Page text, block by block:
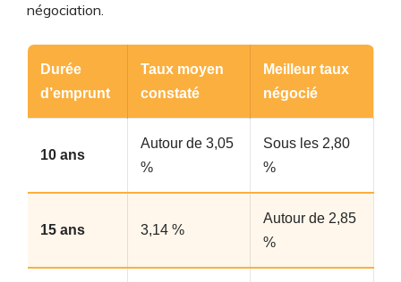
négociation.
Durée
d’emprunt
Taux moyen
constaté
Meilleur taux
négocié
10 ans
Autour de 3,05
%
Sous les 2,80
%
15 ans 3,14 %
Autour de 2,85
%